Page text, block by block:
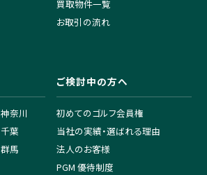
買取物件一覧
お取引の流れ
神奈川
千葉
群馬
ご検討中の方へ
初めてのゴルフ会員権
当社の実績・選ばれる理由
法人のお客様
PGM 優待制度